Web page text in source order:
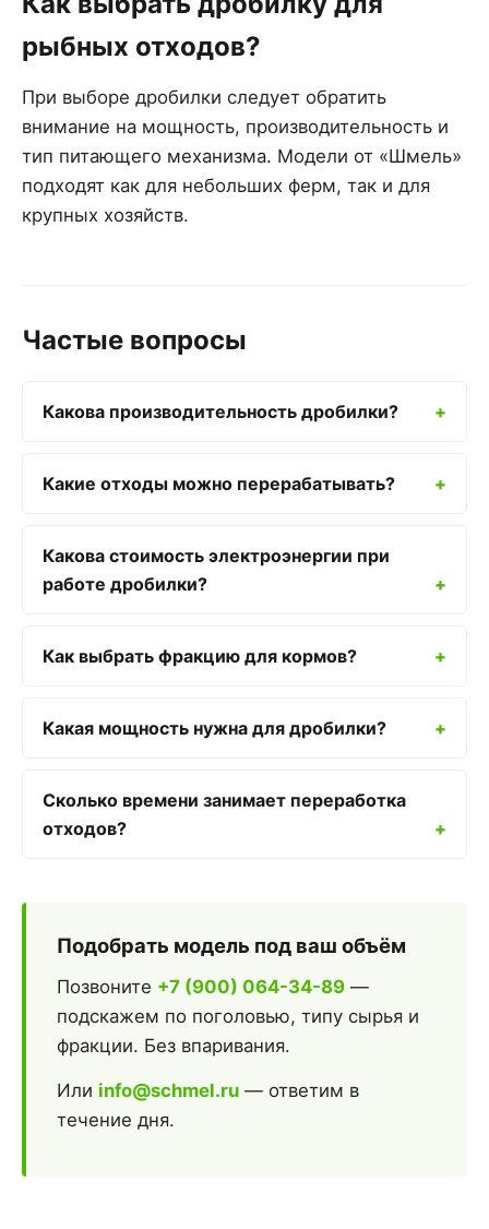
рыбных отходов?
При выборе дробилки следует обратить
внимание на мощность, производительность и
тип питающего механизма. Модели от «Шмель»
подходят как для небольших ферм, так и для
крупных хозяйств.
Частые вопросы
Какова производительность дробилки?
Какие отходы можно перерабатывать?
Какова стоимость электроэнергии при
работе дробилки?
Как выбрать фракцию для кормов?
Какая мощность нужна для дробилки?
Сколько времени занимает переработка
отходов?
Подобрать модель под ваш объём
Позвоните +7 (900) 064-34-89 —
подскажем по поголовью, типу сырья и
фракции. Без впаривания.
Или info@schmel.ru — ответим в
течение дня.